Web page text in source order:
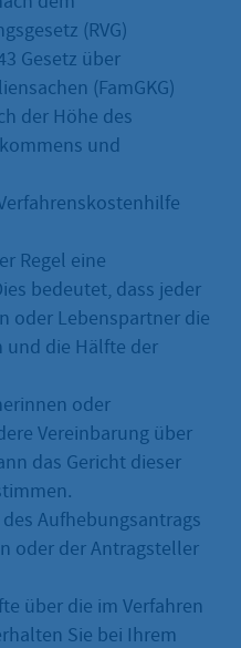
(RVG)
Gesetz über
(FamGKG)
der Höhe des
und
Regel eine
bedeutet, dass jeder
oder Lebenspartner die
und die Hälfte der
oder
Vereinbarung über
das Gericht dieser
Aufhebungsantrags
oder der Antragsteller
über die im Verfahren
Sie bei Ihrem